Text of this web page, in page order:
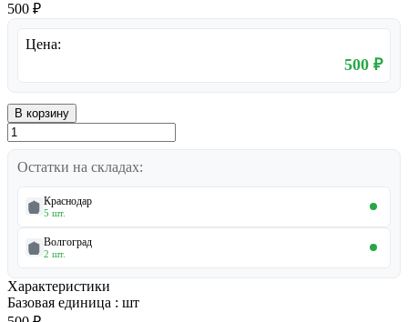
500 ₽
Цена:
500 ₽
В корзину
Остатки на складах:
Краснодар
5 шт.
Волгоград
2 шт.
Характеристики
Базовая единица : шт